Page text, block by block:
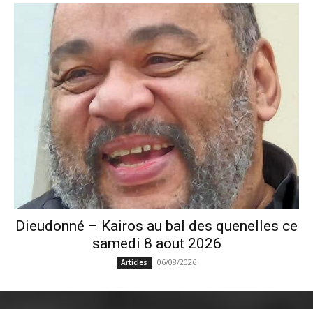
Dieudonné – Kairos au bal des quenelles ce
samedi 8 aout 2026
Articles 06/08/2026